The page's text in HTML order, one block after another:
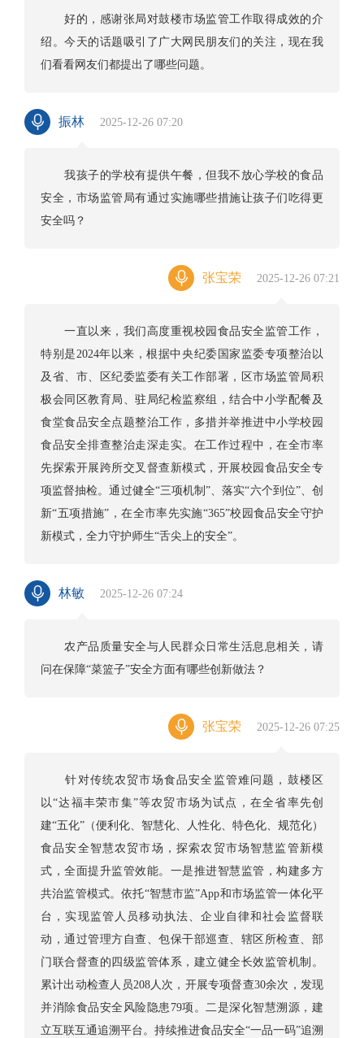
好的，感谢张局对鼓楼市场监管工作取得成效的介
绍。今天的话题吸引了广大网民朋友们的关注，现在我
们看看网友们都提出了哪些问题。
振林 2025-12-26 07:20
我孩子的学校有提供午餐，但我不放心学校的食品
安全，市场监管局有通过实施哪些措施让孩子们吃得更
安全吗？
张宝荣 2025-12-26 07:21
一直以来，我们高度重视校园食品安全监管工作，
特别是2024年以来，根据中央纪委国家监委专项整治以
及省、市、区纪委监委有关工作部署，区市场监管局积
极会同区教育局、驻局纪检监察组，结合中小学配餐及
食堂食品安全点题整治工作，多措并举推进中小学校园
食品安全排查整治走深走实。在工作过程中，在全市率
先探索开展跨所交叉督查新模式，开展校园食品安全专
项监督抽检。通过健全“三项机制”、落实“六个到位”、创
新“五项措施”，在全市率先实施“365”校园食品安全守护
新模式，全力守护师生“舌尖上的安全”。
林敏 2025-12-26 07:24
农产品质量安全与人民群众日常生活息息相关，请
问在保障“菜篮子”安全方面有哪些创新做法？
张宝荣 2025-12-26 07:25
针对传统农贸市场食品安全监管难问题，鼓楼区
以“达福丰荣市集”等农贸市场为试点，在全省率先创
建“五化”（便利化、智慧化、人性化、特色化、规范化）
食品安全智慧农贸市场，探索农贸市场智慧监管新模
式，全面提升监管效能。一是推进智慧监管，构建多方
共治监管模式。依托“智慧市监”App和市场监管一体化平
台，实现监管人员移动执法、企业自律和社会监督联
动，通过管理方自查、包保干部巡查、辖区所检查、部
门联合督查的四级监管体系，建立健全长效监管机制。
累计出动检查人员208人次，开展专项督查30余次，发现
并消除食品安全风险隐患79项。二是深化智慧溯源，建
立互联互通追溯平台。持续推进食品安全“一品一码”追溯